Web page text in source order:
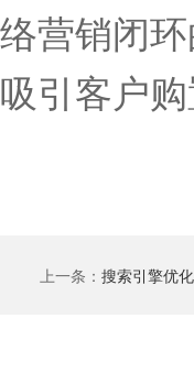
络营销闭
吸引客户购
上一条： 搜索引擎优